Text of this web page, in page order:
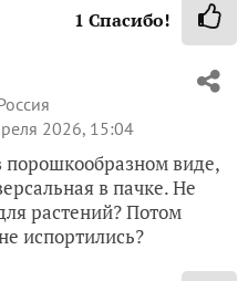
1 Спасибо!
2026, 15:04
виде,
в пачке. Не
растений? Потом
испортились?